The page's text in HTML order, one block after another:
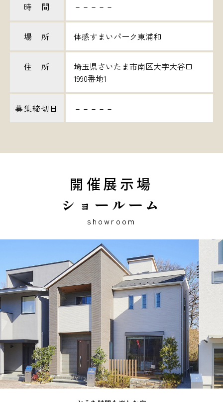
時 間 －－－－－
場 所 体感すまいパーク東浦和
住 所
埼玉県さいたま市南区大字大谷口
1990番地1
募集締切日 －－－－－
開催展示場
ショールーム
showroom